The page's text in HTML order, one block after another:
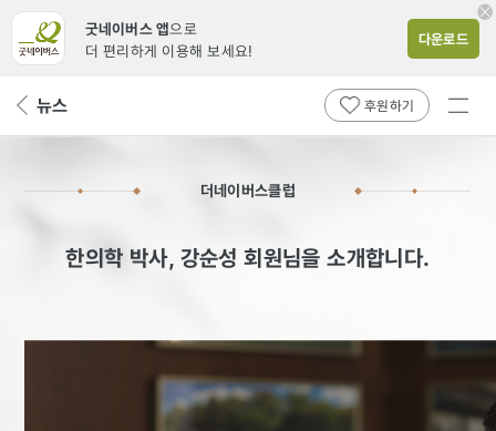
굿네이버스 앱으로
더 편리하게 이용해 보세요!
다운로드
뒤
로
뉴스 후원하기
전체
더네이버스클럽
한의학 박사, 강순성 회원님을 소개합니다.